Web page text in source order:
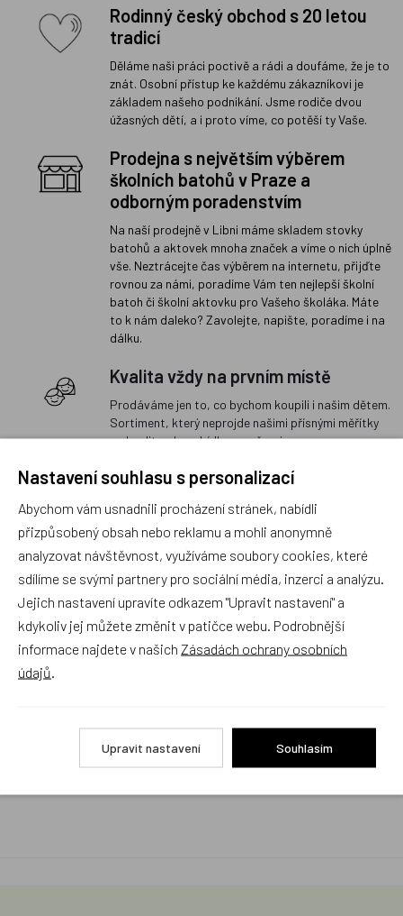
Rodinný český obchod s 20 letou
tradicí
Děláme naši práci poctivě a rádi a doufáme, že je to
znát. Osobní přístup ke každému zákazníkovi je
základem našeho podnikání. Jsme rodiče dvou
úžasných dětí, a i proto víme, co potěší ty Vaše.
Prodejna s největším výběrem
školních batohů v Praze a
odborným poradenstvím
Na naší prodejně v Libni máme skladem stovky
batohů a aktovek mnoha značek a víme o nich úplně
vše. Neztrácejte čas výběrem na internetu, přijďte
rovnou za námi, poradíme Vám ten nejlepší školní
batoh či školní aktovku pro Vašeho školáka. Máte
to k nám daleko? Zavolejte, napište, poradíme i na
dálku.
Kvalita vždy na prvním místě
Prodáváme jen to, co bychom koupili i našim dětem.
Sortiment, který neprojde našimi přísnými měřítky
na kvalitu, do nabídky nezařazujeme.
Rychlé vyřízení reklamace i na dálku
Pokud to povaha vady umožňuje (zjevná
neopravitelnost výrobku), reklamaci vyřídíme i na
základě pouhého zaslání fotografií na náš email a
vyměníme zboží kus za kus. Vždy se snažíme šetřit
Váš čas a peníze. Můžeme si to dovolit, protože
naše kvalitní zboží zákazníci téměř nereklamují.
Milujeme české výrobky
Objednávky obsahující jen skladové položky
expedujeme i v den objednávky, ostatní dle dodací
Nastavení souhlasu s personalizací
Abychom vám usnadnili procházení stránek, nabídli
přizpůsobený obsah nebo reklamu a mohli anonymně
analyzovat návštěvnost, využíváme soubory cookies, které
sdílíme se svými partnery pro sociální média, inzerci a analýzu.
Jejich nastavení upravíte odkazem "Upravit nastavení" a
kdykoliv jej můžete změnit v patičce webu. Podrobnější
informace najdete v našich Zásadách ochrany osobních
údajů
Upravit nastavení Souhlasím